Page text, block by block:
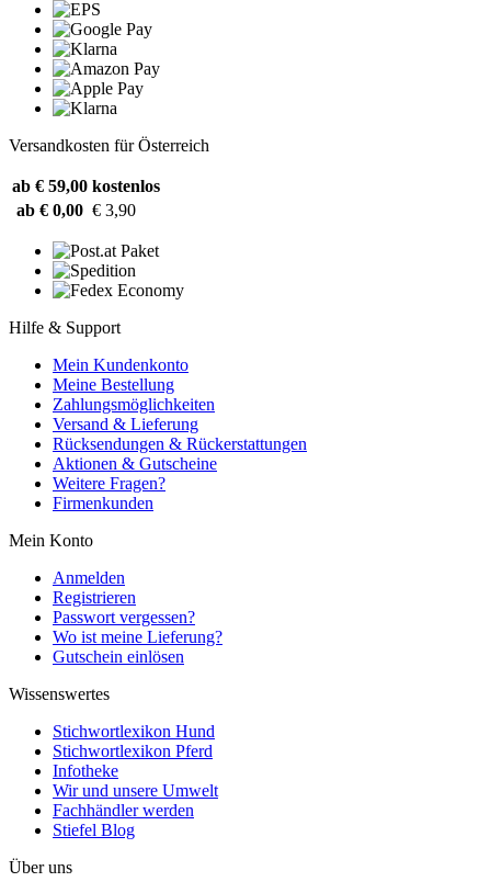
Versandkosten für Österreich
ab € 59,00 kostenlos
ab € 0,00 € 3,90
Hilfe & Support
Mein Kundenkonto
Meine Bestellung
Zahlungsmöglichkeiten
Versand & Lieferung
Rücksendungen & Rückerstattungen
Aktionen & Gutscheine
Weitere Fragen?
Firmenkunden
Mein Konto
Anmelden
Registrieren
Passwort vergessen?
Wo ist meine Lieferung?
Gutschein einlösen
Wissenswertes
Stichwortlexikon Hund
Stichwortlexikon Pferd
Infotheke
Wir und unsere Umwelt
Fachhändler werden
Stiefel Blog
Über uns